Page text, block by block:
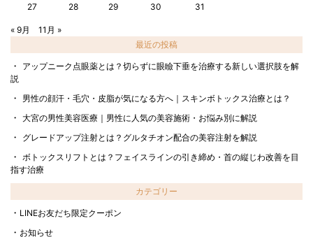
27
28 29 30 31
« 9月
11月 »
最近の投稿
アップニーク点眼薬とは？切らずに眼瞼下垂を治療する新しい選択肢を解
説
男性の顔汗・毛穴・皮脂が気になる方へ｜スキンボトックス治療とは？
大宮の男性美容医療｜男性に人気の美容施術・お悩み別に解説
グレードアップ注射とは？グルタチオン配合の美容注射を解説
ボトックスリフトとは？フェイスラインの引き締め・首の縦じわ改善を目
指す治療
カテゴリー
LINEお友だち限定クーポン
お知らせ